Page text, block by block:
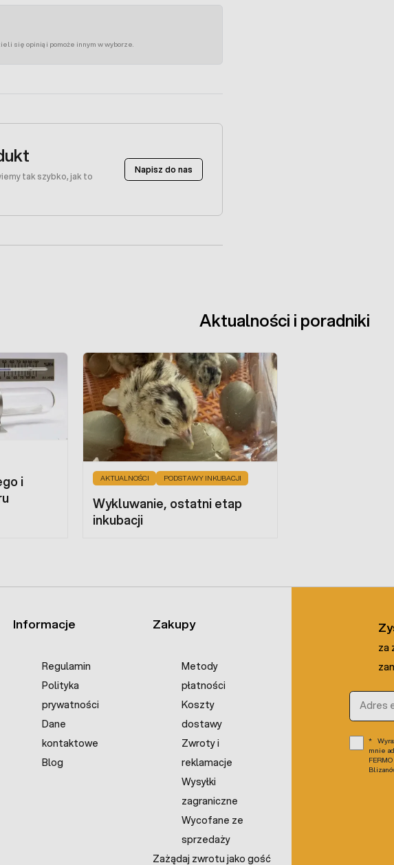
się opinią i pomoże innym w wyborze.
tak szybko, jak to
Napisz do nas
Aktualności i poradniki
i
AKTUALNOŚCI PODSTAWY INKUBACJI
Wykluwanie, ostatni etap
inkubacji
Informacje
Regulamin
Polityka
prywatności
Dane
kontaktowe
Blog
Zakupy
Metody
płatności
Koszty
dostawy
Zwroty i
reklamacje
Wysyłki
zagraniczne
Wycofane ze
sprzedaży
Zażądaj zwrotu jako gość
za
Adres e-
mnie